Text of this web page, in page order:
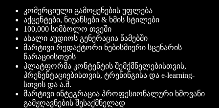
კომერციული გამოყენების უფლება
აქცენტები, ნიუანსები & ხმის სტილები
100,000 სიმბოლო თვეში
ახალი აუდიოს გენერაცია წამებში
მარტივი რედაქტორი ნებისმიერი სცენარის
ნარაციისთვის
პლატფორმა კონტენტის შემქმნელებისთვის,
პრეზენტაციებისთვის, ტრენინგისა და e-learning-
სთვის და ა.შ.
მარტივი ინტეგრაცია პროფესიონალური ხმოვანი
გამჟღავნების შესაქმნელად